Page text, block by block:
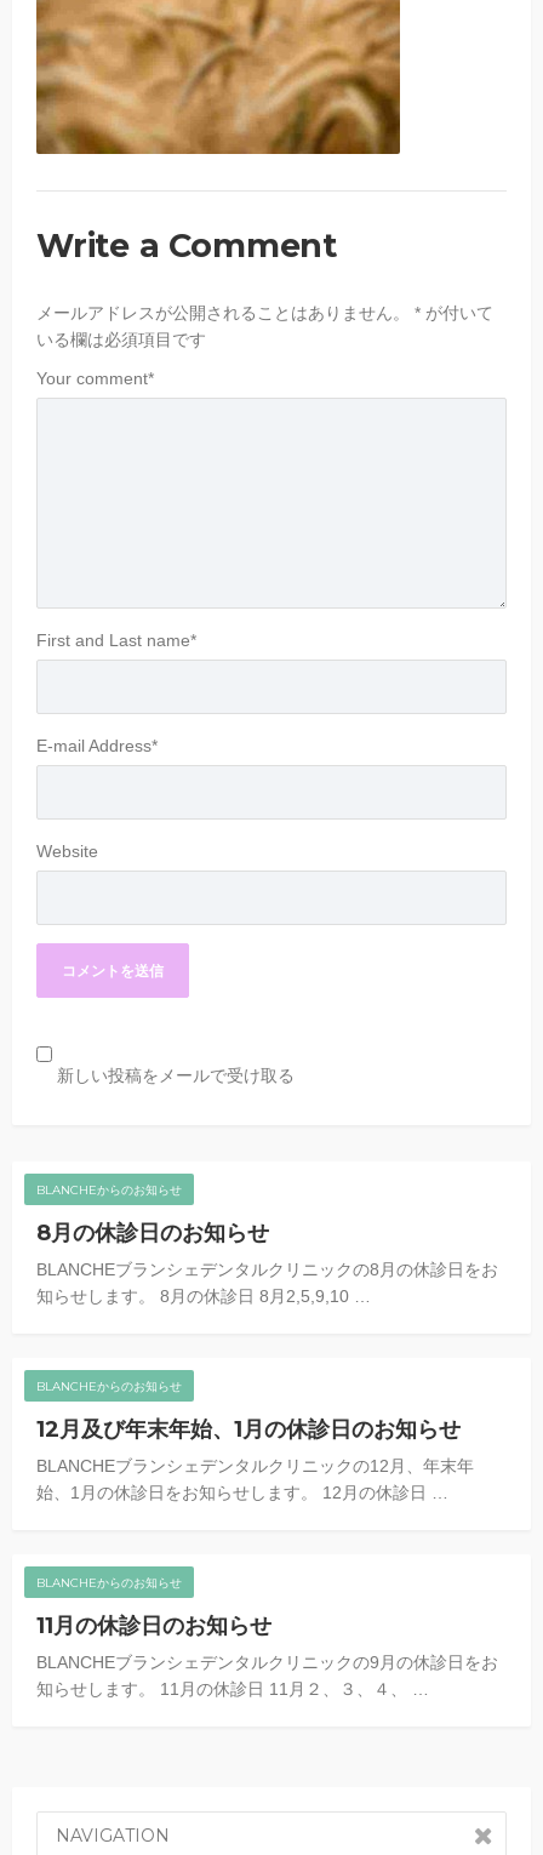
Write a Comment
メールアドレスが公開されることはありません。 * が付いて
いる欄は必須項目です
Your comment*
First and Last name*
E-mail Address*
Website
新しい投稿をメールで受け取る
BLANCHEからのお知らせ
8月の休診日のお知らせ
BLANCHEブランシェデンタルクリニックの8月の休診日をお
知らせします。 8月の休診日 8月2,5,9,10 …
BLANCHEからのお知らせ
12月及び年末年始、1月の休診日のお知らせ
BLANCHEブランシェデンタルクリニックの12月、年末年
始、1月の休診日をお知らせします。 12月の休診日 …
BLANCHEからのお知らせ
11月の休診日のお知らせ
BLANCHEブランシェデンタルクリニックの9月の休診日をお
知らせします。 11月の休診日 11月２、３、４、 …
NAVIGATION